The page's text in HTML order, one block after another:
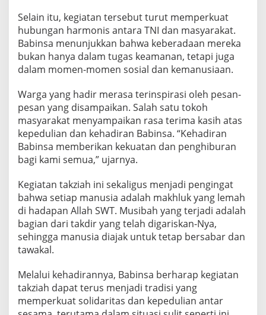
e
a
Selain itu, kegiatan tersebut turut memperkuat
hubungan harmonis antara TNI dan masyarakat.
Babinsa menunjukkan bahwa keberadaan mereka
bukan hanya dalam tugas keamanan, tetapi juga
dalam momen-momen sosial dan kemanusiaan.
Warga yang hadir merasa terinspirasi oleh pesan-
pesan yang disampaikan. Salah satu tokoh
masyarakat menyampaikan rasa terima kasih atas
kepedulian dan kehadiran Babinsa. “Kehadiran
Babinsa memberikan kekuatan dan penghiburan
bagi kami semua,” ujarnya.
Kegiatan takziah ini sekaligus menjadi pengingat
bahwa setiap manusia adalah makhluk yang lemah
di hadapan Allah SWT. Musibah yang terjadi adalah
bagian dari takdir yang telah digariskan-Nya,
sehingga manusia diajak untuk tetap bersabar dan
tawakal.
Melalui kehadirannya, Babinsa berharap kegiatan
takziah dapat terus menjadi tradisi yang
memperkuat solidaritas dan kepedulian antar